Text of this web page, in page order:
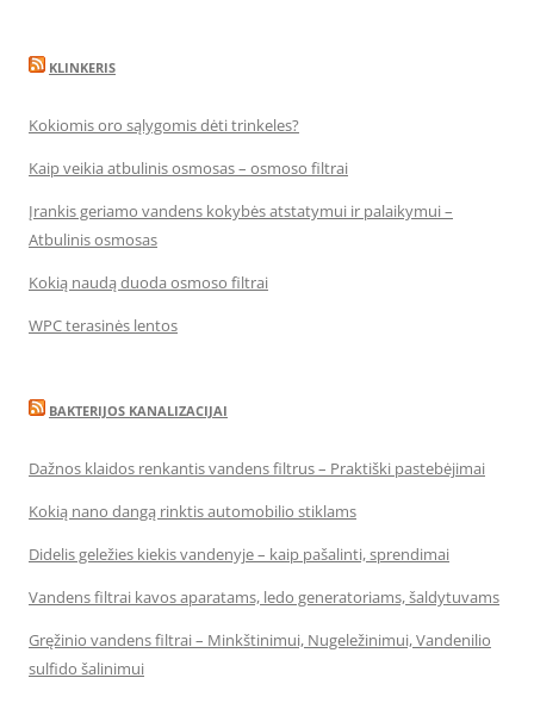
KLINKERIS
Kokiomis oro sąlygomis dėti trinkeles?
Kaip veikia atbulinis osmosas – osmoso filtrai
Įrankis geriamo vandens kokybės atstatymui ir palaikymui –
Atbulinis osmosas
Kokią naudą duoda osmoso filtrai
WPC terasinės lentos
BAKTERIJOS KANALIZACIJAI
Dažnos klaidos renkantis vandens filtrus – Praktiški pastebėjimai
Kokią nano dangą rinktis automobilio stiklams
Didelis geležies kiekis vandenyje – kaip pašalinti, sprendimai
Vandens filtrai kavos aparatams, ledo generatoriams, šaldytuvams
Gręžinio vandens filtrai – Minkštinimui, Nugeležinimui, Vandenilio
sulfido šalinimui